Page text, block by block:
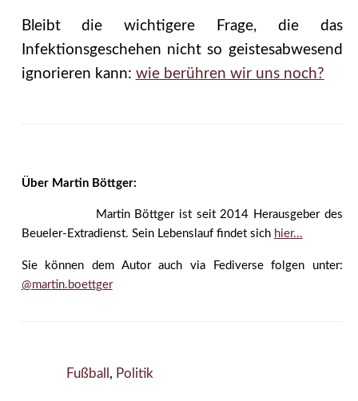
Bleibt die wichtigere Frage, die das
Infektionsgeschehen nicht so geistesabwesend
ignorieren kann: wie berühren wir uns noch?
Über Martin Böttger:
Martin Böttger ist seit 2014 Herausgeber des
Beueler-Extradienst. Sein Lebenslauf findet sich hier...
Sie können dem Autor auch via Fediverse folgen unter:
@martin.boettger
Fußball , Politik